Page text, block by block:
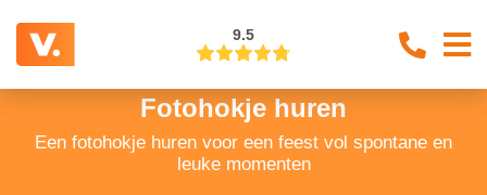
9.5
Fotohokje huren
Een fotohokje huren voor een feest vol spontane en
leuke momenten